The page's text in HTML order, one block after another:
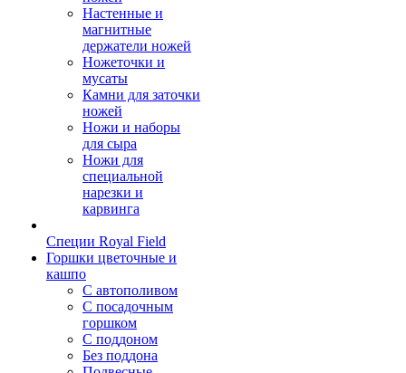
Настенные и
магнитные
держатели ножей
Ножеточки и
мусаты
Камни для заточки
ножей
Ножи и наборы
для сыра
Ножи для
специальной
нарезки и
карвинга
Специи Royal Field
Горшки цветочные и
кашпо
С автополивом
С посадочным
горшком
С поддоном
Без поддона